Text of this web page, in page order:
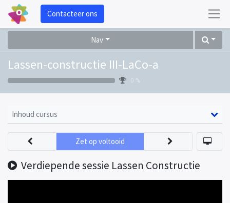
Contacteer ons
Nav
Lassen-constructie III-LaCo-a
0 %
Inhoud cursus
Verdiepende sessie Lassen Constructie
Zet op voltooid